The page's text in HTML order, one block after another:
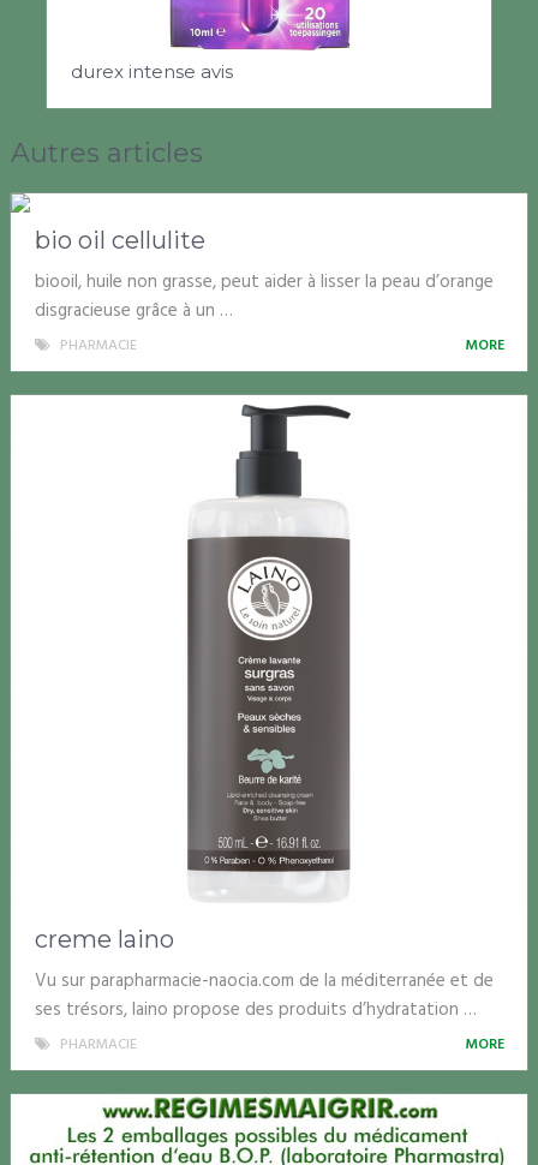
durex intense avis
Autres articles
bio oil cellulite
biooil, huile non grasse, peut aider à lisser la peau d’orange
disgracieuse grâce à un …
PHARMACIE MORE
creme laino
Vu sur parapharmacie-naocia.com de la méditerranée et de
ses trésors, laino propose des produits d’hydratation …
PHARMACIE MORE